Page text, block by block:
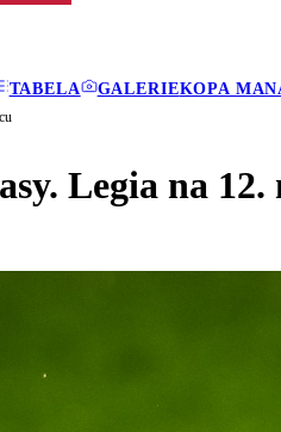
TABELA GALERIEKOPA
Legia na 12.